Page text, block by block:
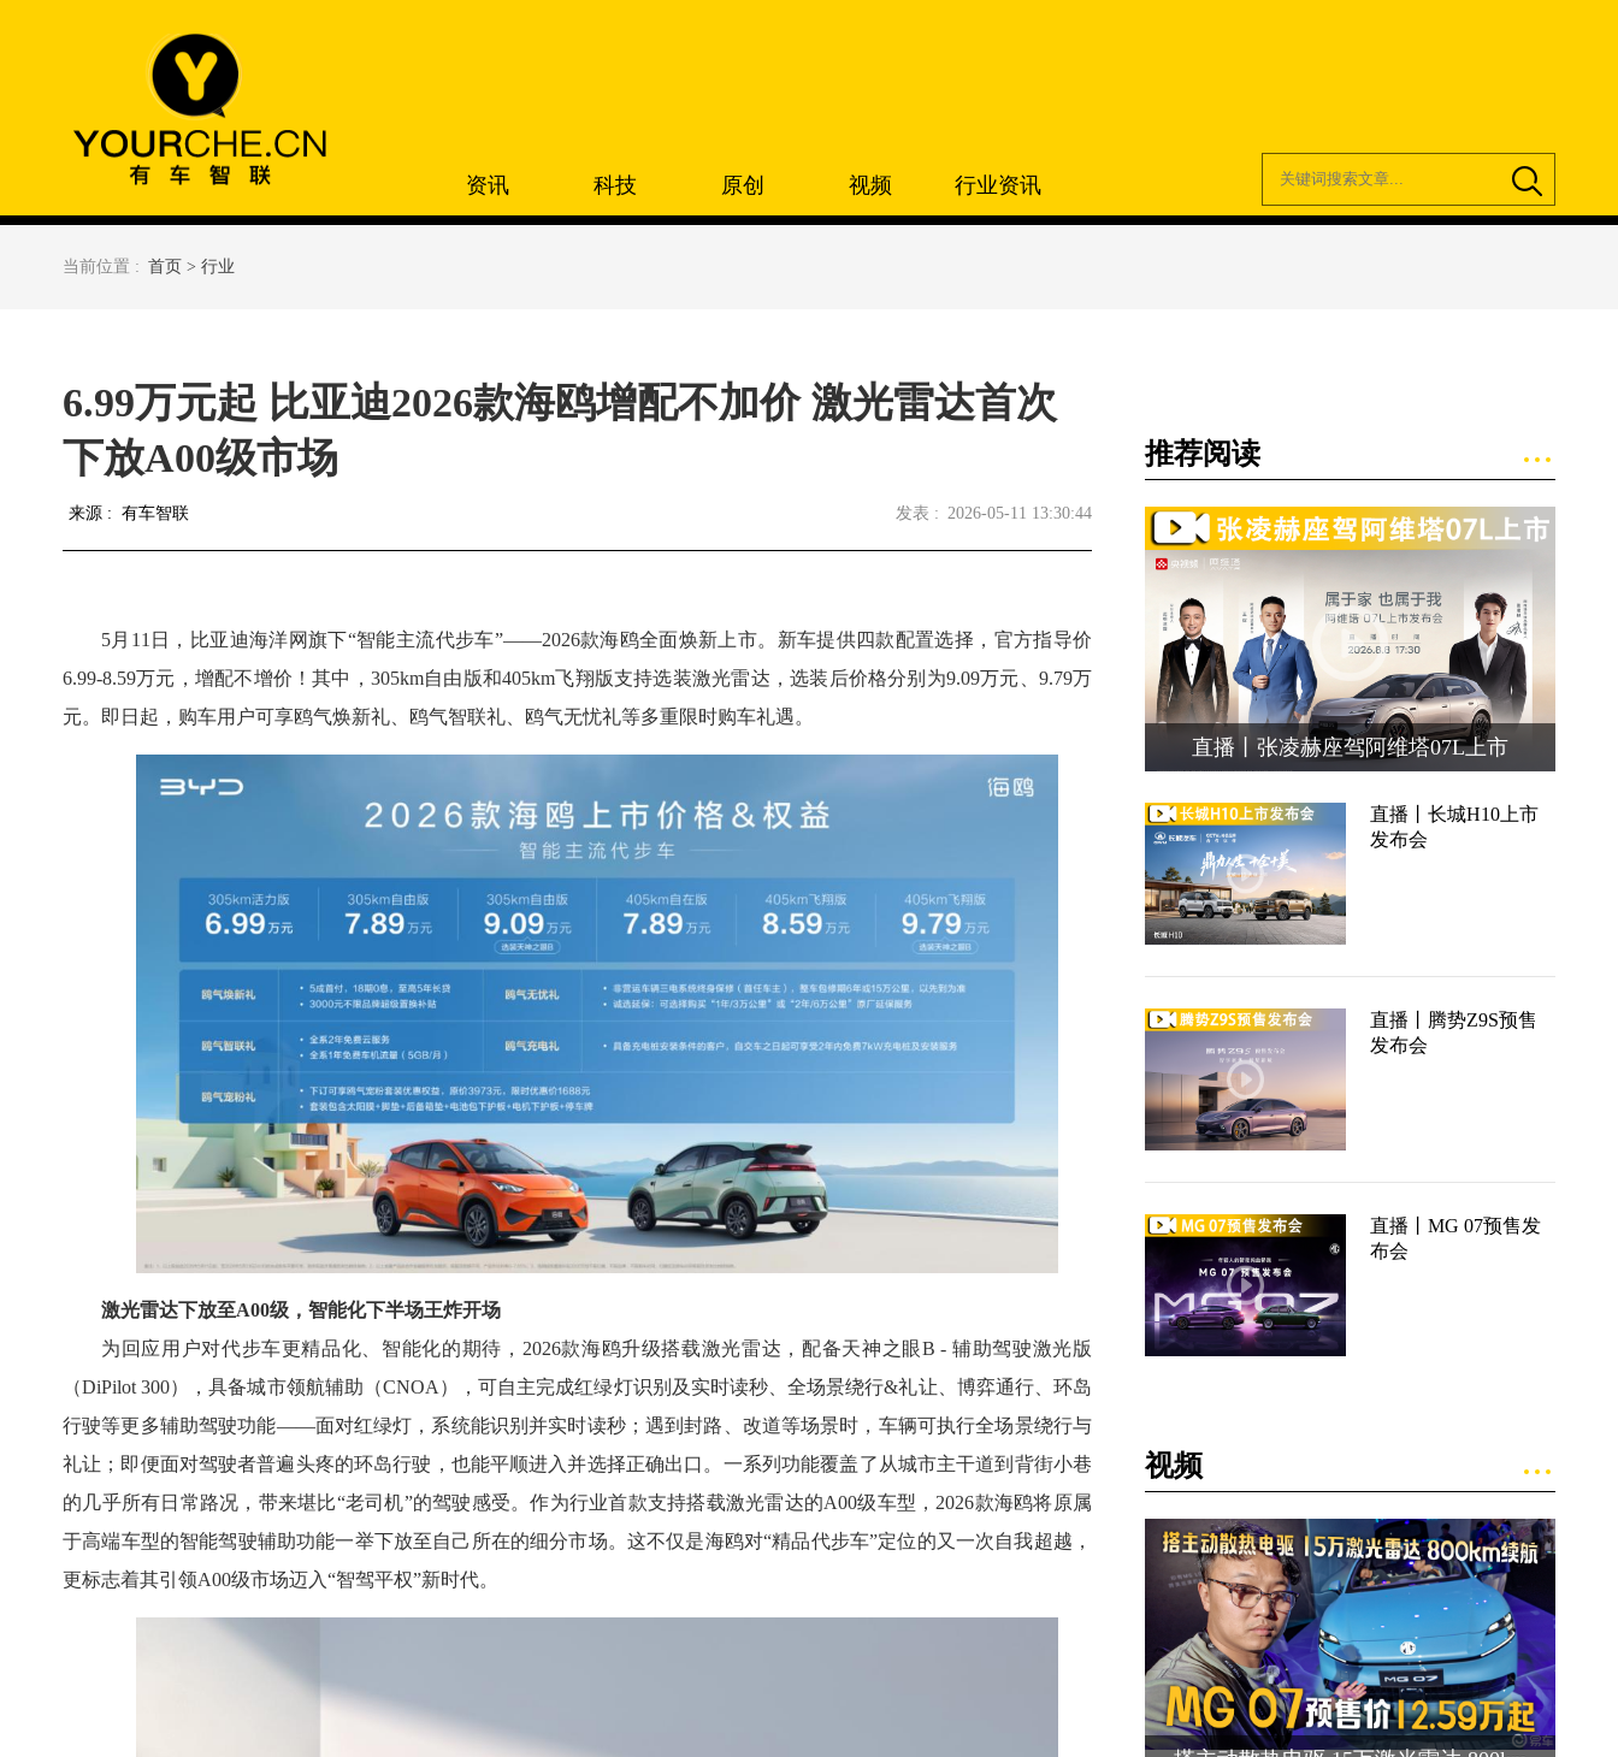
资讯 科技 原创 视频 行业资讯
当前位置 : 首页 > 行业
6.99万元起 比亚迪2026款海鸥增配不加价 激光雷达首次
下放A00级市场
来源 : 有车智联 发表 : 2026-05-11 13:30:44
5月11日，比亚迪海洋网旗下“智能主流代步车”——2026款海鸥全面焕新上市。新车提供四款配置选择，官方指导价
6.99-8.59万元，增配不增价！其中，305km自由版和405km飞翔版支持选装激光雷达，选装后价格分别为9.09万元、9.79万
元。即日起，购车用户可享鸥气焕新礼、鸥气智联礼、鸥气无忧礼等多重限时购车礼遇。
激光雷达下放至A00级，智能化下半场王炸开场
为回应用户对代步车更精品化、智能化的期待，2026款海鸥升级搭载激光雷达，配备天神之眼B - 辅助驾驶激光版
（DiPilot 300），具备城市领航辅助（CNOA），可自主完成红绿灯识别及实时读秒、全场景绕行&礼让、博弈通行、环岛
行驶等更多辅助驾驶功能——面对红绿灯，系统能识别并实时读秒；遇到封路、改道等场景时，车辆可执行全场景绕行与
礼让；即便面对驾驶者普遍头疼的环岛行驶，也能平顺进入并选择正确出口。一系列功能覆盖了从城市主干道到背街小巷
的几乎所有日常路况，带来堪比“老司机”的驾驶感受。作为行业首款支持搭载激光雷达的A00级车型，2026款海鸥将原属
于高端车型的智能驾驶辅助功能一举下放至自己所在的细分市场。这不仅是海鸥对“精品代步车”定位的又一次自我超越，
更标志着其引领A00级市场迈入“智驾平权”新时代。
推荐阅读
直播丨张凌赫座驾阿维塔07L上市
直播丨长城H10上市
发布会
直播丨腾势Z9S预售
发布会
直播丨MG 07预售发
布会
视频